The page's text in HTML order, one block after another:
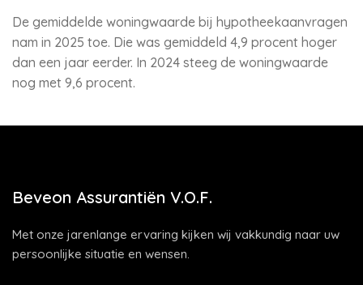
De gemiddelde woningwaarde bij hypotheekaanvragen
nam in 2025 toe. Die was gemiddeld 4,9 procent hoger
dan een jaar eerder. In 2024 steeg de woningwaarde
nog met 9,6 procent.
Beveon Assurantiën V.O.F.
Met onze jarenlange ervaring kijken wij vakkundig naar uw
persoonlijke situatie en wensen.